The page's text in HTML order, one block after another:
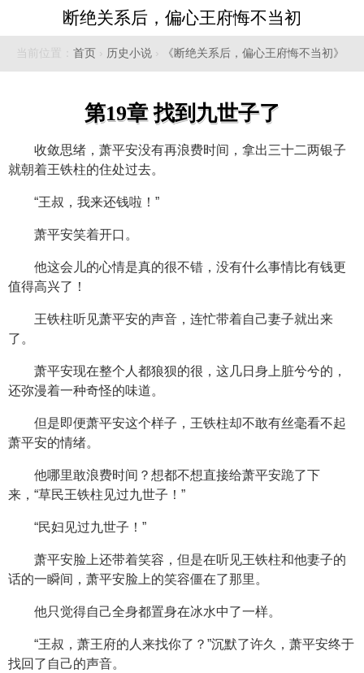
断绝关系后，偏心王府悔不当初
当前位置： 首页 › 历史小说 › 《断绝关系后，偏心王府悔不当初》
第19章 找到九世子了
收敛思绪，萧平安没有再浪费时间，拿出三十二两银子
就朝着王铁柱的住处过去。
“王叔，我来还钱啦！”
萧平安笑着开口。
他这会儿的心情是真的很不错，没有什么事情比有钱更
值得高兴了！
王铁柱听见萧平安的声音，连忙带着自己妻子就出来
了。
萧平安现在整个人都狼狈的很，这几日身上脏兮兮的，
还弥漫着一种奇怪的味道。
但是即便萧平安这个样子，王铁柱却不敢有丝毫看不起
萧平安的情绪。
他哪里敢浪费时间？想都不想直接给萧平安跪了下
来，“草民王铁柱见过九世子！”
“民妇见过九世子！”
萧平安脸上还带着笑容，但是在听见王铁柱和他妻子的
话的一瞬间，萧平安脸上的笑容僵在了那里。
他只觉得自己全身都置身在冰水中了一样。
“王叔，萧王府的人来找你了？”沉默了许久，萧平安终于
找回了自己的声音。